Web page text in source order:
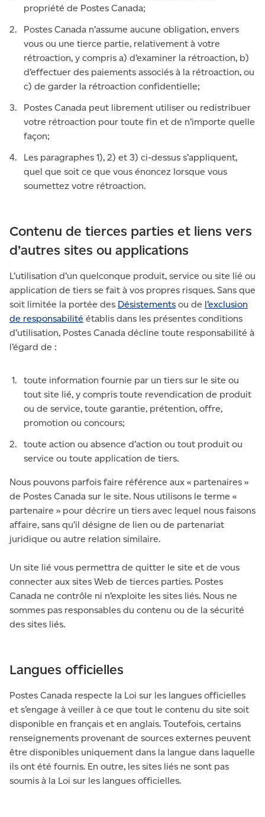
propriété de Postes Canada;
Postes Canada n’assume aucune obligation, envers
vous ou une tierce partie, relativement à votre
rétroaction, y compris a) d’examiner la rétroaction, b)
d’effectuer des paiements associés à la rétroaction, ou
c) de garder la rétroaction confidentielle;
Postes Canada peut librement utiliser ou redistribuer
votre rétroaction pour toute fin et de n’importe quelle
façon;
Les paragraphes 1), 2) et 3) ci-dessus s’appliquent,
quel que soit ce que vous énoncez lorsque vous
soumettez votre rétroaction.
Contenu de tierces parties et liens vers
d’autres sites ou applications
L’utilisation d’un quelconque produit, service ou site lié ou
application de tiers se fait à vos propres risques. Sans que
soit limitée la portée des Désistements ou de l’exclusion
de responsabilité établis dans les présentes conditions
d’utilisation, Postes Canada décline toute responsabilité à
l’égard de :
toute information fournie par un tiers sur le site ou
tout site lié, y compris toute revendication de produit
ou de service, toute garantie, prétention, offre,
promotion ou concours;
toute action ou absence d’action ou tout produit ou
service ou toute application de tiers.
Nous pouvons parfois faire référence aux « partenaires »
de Postes Canada sur le site. Nous utilisons le terme «
partenaire » pour décrire un tiers avec lequel nous faisons
affaire, sans qu’il désigne de lien ou de partenariat
juridique ou autre relation similaire.
Un site lié vous permettra de quitter le site et de vous
connecter aux sites Web de tierces parties. Postes
Canada ne contrôle ni n’exploite les sites liés. Nous ne
sommes pas responsables du contenu ou de la sécurité
des sites liés.
Langues officielles
Postes Canada respecte la Loi sur les langues officielles
et s’engage à veiller à ce que tout le contenu du site soit
disponible en français et en anglais. Toutefois, certains
renseignements provenant de sources externes peuvent
être disponibles uniquement dans la langue dans laquelle
ils ont été fournis. En outre, les sites liés ne sont pas
soumis à la Loi sur les langues officielles.